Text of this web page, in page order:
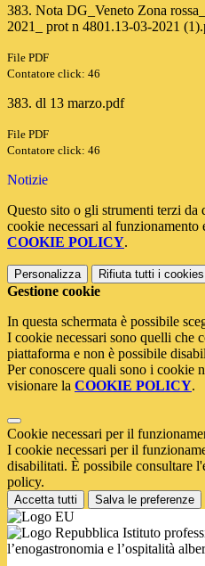
383. Nota DG_Veneto Zona
2021_ prot n 4801.13-03-2021
File PDF
Contatore click: 46
383. dl 13 marzo.pdf
File PDF
Contatore click: 46
Notizie
Questo sito o gli strumenti terzi
cookie necessari al
COOKIE POLICY.
Personalizza Rifiuta tutti i cookies
Gestione cookie
In questa schermata è possibile
I cookie necessari sono quelli che
piattaforma e non è possibile
Per conoscere quali sono i cookie
visionare la COOKIE POLICY.
Cookie necessari per il
I cookie necessari per il
disabilitati. È possibile consultare
policy.
Accetta tutti Salva le preferenze
Istituto
l’enogastronomia e l’ospitalità